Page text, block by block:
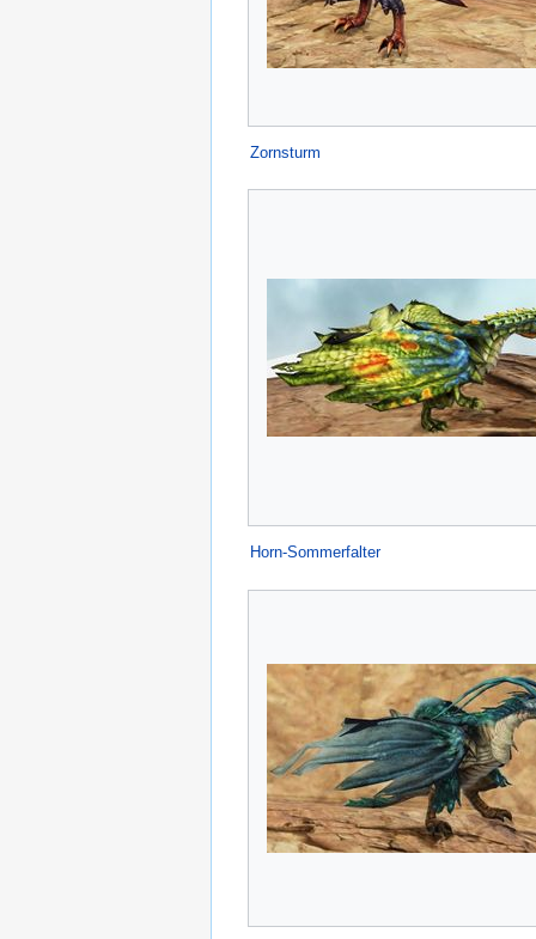
Zornsturm
Horn-Sommerfalter